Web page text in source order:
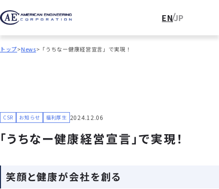
ENJP
トップ News 「うちなー健康経営宣言」で実現！
CSR お知らせ 福利厚生 2024.12.06
「うちなー健康経営宣言」で実現！
笑顔と健康が会社を創る